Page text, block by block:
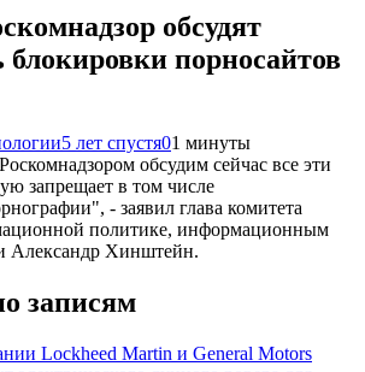
обсудят
блокировки порносайтов
5 лет спустя01 минуты
обсудим сейчас все эти
запрещает в том числе
- заявил глава комитета
политике, информационным
Александр Хинштейн.
записям
Lockheed Martin и General Motors